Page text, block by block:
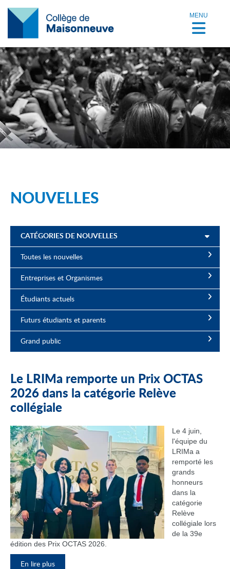
MENU
NOUVELLES
CATÉGORIES DE NOUVELLES
Toutes les nouvelles
Entreprises et Organismes
Étudiants actuels
Futurs étudiants et parents
Grand public
Le LRIMa remporte un Prix OCTAS
2026 dans la catégorie Relève
collégiale
Le 4 juin,
l'équipe du
LRIMa a
remporté les
grands
honneurs
dans la
catégorie
Relève
collégiale lors
de la 39e
édition des Prix OCTAS 2026.
En lire plus